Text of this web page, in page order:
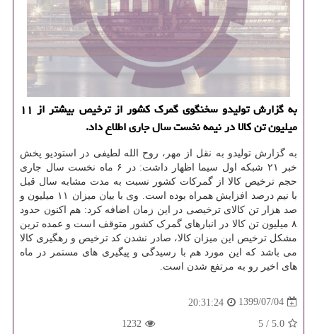
به گزارش تولیدو سخنگوی گمرك كشور از ترخیص بیشتر از ۱۱
میلیون تن كالا در نیمه نخست سال جاری اطلاع داد.
به گزارش تولیدو به نقل از مهر، روح الله لطیفی در استودیو پخش
خبر ۲۱ شبکه اول سیما اظهار داشت: در ۶ ماه نخست سال جاری
حجم ترخیص کالا از گمرکات کشور نسبت به مدت مشابه سال قبل
با نیم درصد افزایش همراه بوده است. وی با بیان میزان ۱۱ میلیون و
صد هزار تن کالای ترخیصی در این زمان اضافه کرد: هم اکنون حدود
۸ میلیون تن کالا در انبارهای گمرک کشور متوقف است و عمده ترین
مشکل ترخیص این میزان کالا، صادر نشدن کد ترخیص و رهگیری کالا
می باشد که این مورد هم با رسیدگی و پیگیری های مستمر در ماه
های اخیر رو به مرتفع شدن است.
1399/07/04
20:31:24
5.0
/
5
1232